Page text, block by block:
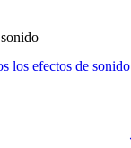
los efectos de sonido